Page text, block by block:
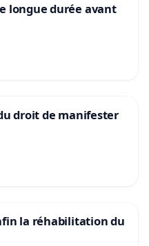
longue durée avant
droit de manifester
la réhabilitation du